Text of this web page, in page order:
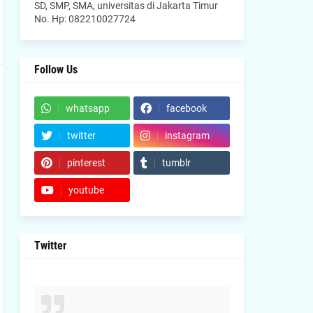
SD, SMP, SMA, universitas di Jakarta Timur
No. Hp: 082210027724
Follow Us
whatsapp facebook
twitter instagram
pinterest tumblr
youtube
Twitter